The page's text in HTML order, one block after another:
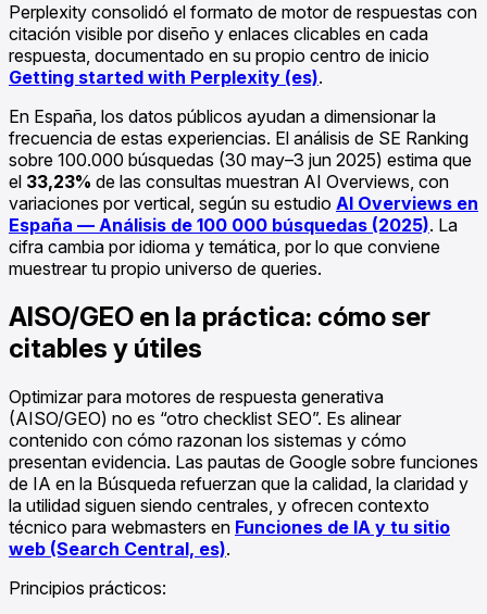
Perplexity consolidó el formato de motor de respuestas con
citación visible por diseño y enlaces clicables en cada
respuesta, documentado en su propio centro de inicio
Getting started with Perplexity (es).
En España, los datos públicos ayudan a dimensionar la
frecuencia de estas experiencias. El análisis de SE Ranking
sobre 100.000 búsquedas (30 may–3 jun 2025) estima que
el 33,23% de las consultas muestran AI Overviews, con
variaciones por vertical, según su estudio AI Overviews en
España — Análisis de 100 000 búsquedas (2025). La
cifra cambia por idioma y temática, por lo que conviene
muestrear tu propio universo de queries.
AISO/GEO en la práctica: cómo ser
citables y útiles
Optimizar para motores de respuesta generativa
(AISO/GEO) no es “otro checklist SEO”. Es alinear
contenido con cómo razonan los sistemas y cómo
presentan evidencia. Las pautas de Google sobre funciones
de IA en la Búsqueda refuerzan que la calidad, la claridad y
la utilidad siguen siendo centrales, y ofrecen contexto
técnico para webmasters en Funciones de IA y tu sitio
web (Search Central, es).
Principios prácticos: